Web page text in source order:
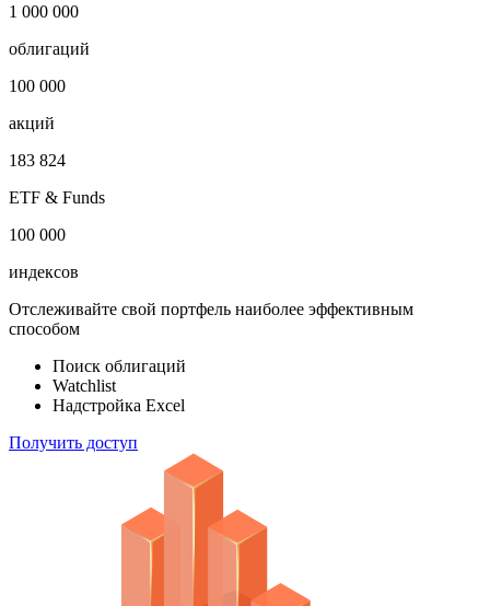
1 000 000
облигаций
100 000
акций
183 824
ETF & Funds
100 000
индексов
Отслеживайте свой портфель наиболее эффективным
способом
Поиск облигаций
Watchlist
Надстройка Excel
Получить доступ